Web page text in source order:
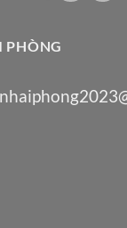
PHÒNG